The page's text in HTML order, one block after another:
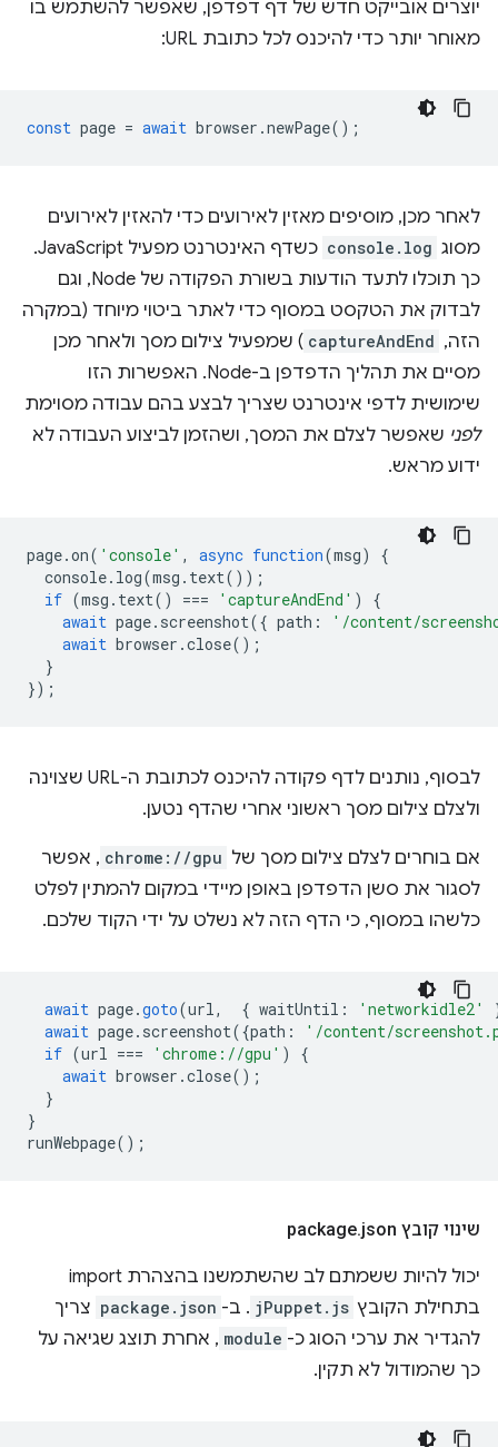
יוצרים אובייקט חדש של דף דפדפן, שאפשר להשתמש בו
מאוחר יותר כדי להיכנס לכל כתובת URL:
const page = await browser .newPage();
לאחר מכן, מוסיפים מאזין לאירועים כדי להאזין לאירועים
מסוג console.log
כשדף האינטרנט מפעיל JavaScript.
כך תוכלו לתעד הודעות בשורת הפקודה של Node, וגם
לבדוק את הטקסט במסוף כדי לאתר ביטוי מיוחד (במקרה
הזה, captureAndEnd ) שמפעיל צילום מסך ולאחר מכן
מסיים את תהליך הדפדפן ב-Node. האפשרות הזו
שימושית לדפי אינטרנט שצריך לבצע בהם עבודה מסוימת
לפני שאפשר לצלם את המסך, ושהזמן לביצוע העבודה לא
ידוע מראש.
page.on( 'console' , async function(msg)
{
console. log(msg . text());
if (msg . text() === 'captureAndEnd' )
{
await page. screenshot({ path :
'/content/
await browser .close();
}
});
לבסוף, נותנים לדף פקודה להיכנס לכתובת ה-URL שצוינה
ולצלם צילום מסך ראשוני אחרי שהדף נטען.
אם בוחרים לצלם צילום מסך של chrome://gpu , אפשר
לסגור את סשן הדפדפן באופן מיידי במקום להמתין לפלט
כלשהו במסוף, כי הדף הזה לא נשלט על ידי הקוד שלכם.
await page.goto(url, { waitUntil : 'networkidle2'
await page. screenshot({path :
'/content/
if (url === 'chrome://gpu' )
{
await browser .close();
}
}
runWebpage();
שינוי קובץ package .json
יכול להיות ששמתם לב שהשתמשנו בהצהרת import
בתחילת הקובץ jPuppet.js . ב- package.json צריך
להגדיר את ערכי הסוג כ- module , אחרת תוצג שגיאה על
כך שהמודול לא תקין.